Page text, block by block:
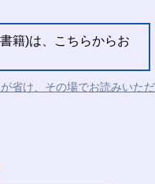
籍)は、こちらからお
省け、その場でお読みいただ